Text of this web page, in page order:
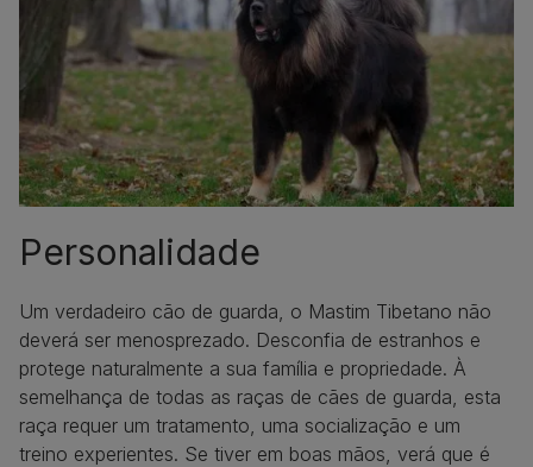
Personalidade
Um verdadeiro cão de guarda, o Mastim Tibetano não
deverá ser menosprezado. Desconfia de estranhos e
protege naturalmente a sua família e propriedade. À
semelhança de todas as raças de cães de guarda, esta
raça requer um tratamento, uma socialização e um
treino experientes. Se tiver em boas mãos, verá que é